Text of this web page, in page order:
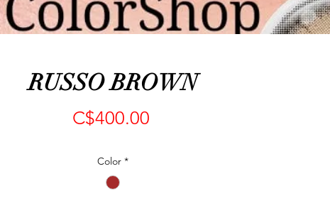
RUSSO BROWN
C$400.00
Color *